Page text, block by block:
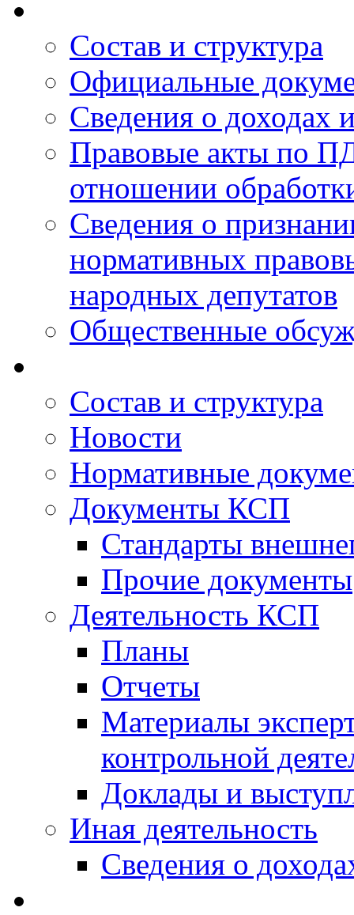
Состав и структура
Официальные
Сведения о доходах
Правовые акты по
отношении
Сведения о
нормативных
народных депутатов
Общественные
Состав и структура
Новости
Нормативные
Документы КСП
Стандарты
Прочие документы
Деятельность КСП
Планы
Отчеты
Материалы
контрольной
Доклады и
Иная деятельность
Сведения о